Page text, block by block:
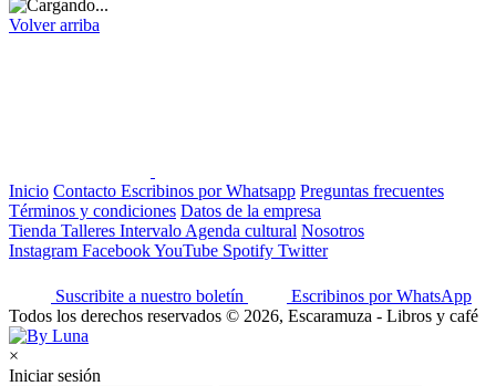
Volver arriba
Inicio Contacto Escribinos por Whatsapp Preguntas frecuentes
Términos y condiciones Datos de la empresa
Tienda Talleres Intervalo Agenda cultural Nosotros
Instagram FacebookYouTube Spotify Twitter
Suscribite a nuestro boletín
Escribinos por WhatsApp
Todos los derechos reservados © 2026, Escaramuza - Libros y café
×
Iniciar sesión